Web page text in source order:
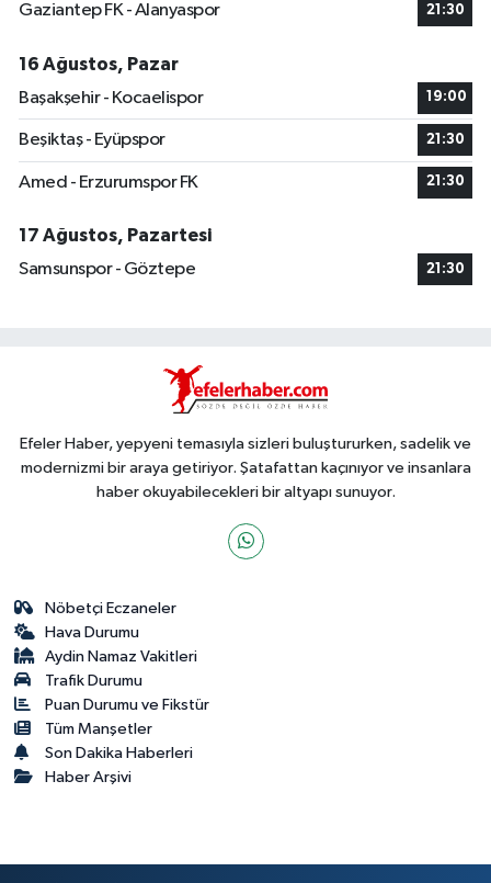
Gaziantep FK - Alanyaspor 21:30
16 Ağustos, Pazar
Başakşehir - Kocaelispor
19:00
Beşiktaş - Eyüpspor 21:30
Amed - Erzurumspor FK 21:30
17 Ağustos, Pazartesi
Samsunspor - Göztepe
21:30
Efeler Haber, yepyeni temasıyla sizleri buluştururken, sadelik ve
modernizmi bir araya getiriyor. Şatafattan kaçınıyor ve insanlara
haber okuyabilecekleri bir altyapı sunuyor.
Nöbetçi Eczaneler
Hava Durumu
Aydin Namaz Vakitleri
Trafik Durumu
Puan Durumu ve Fikstür
Tüm Manşetler
Son Dakika Haberleri
Haber Arşivi